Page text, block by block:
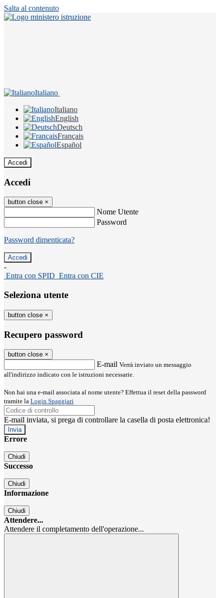
Salta al contenuto
Italiano
Italiano
English
Deutsch
Français
Español
Accedi
Accedi
button close ×
Nome Utente
Password
Password dimenticata?
-
Entra con SPID Entra con CIE
Seleziona utente
button close ×
Recupero password
button close ×
E-mail Verrà inviato un messaggio
all'indirizzo indicato con le istruzioni necessarie.
Non hai una e-mail associata al nome utente? Effettua il reset della password
tramite la Login Spaggiari
E-mail inviata, si prega di controllare la casella di posta elettronica!
Errore
Chiudi
Successo
Chiudi
Informazione
Chiudi
Attendere...
Attendere il completamento dell'operazione...